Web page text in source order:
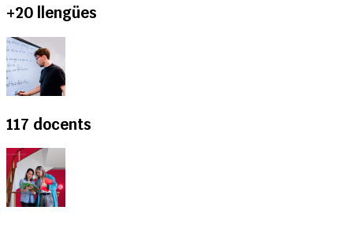
+20 llengües
117 docents